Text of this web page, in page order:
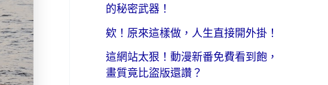
的秘密武器！
欸！原來這樣做，人生直接開外掛！
這網站太狠！動漫新番免費看到飽，
畫質竟比盜版還讚？